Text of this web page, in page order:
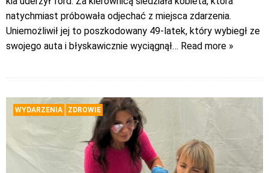
natychmiast próbowała odjechać z miejsca zdarzenia.
Uniemożliwił jej to poszkodowany 49-latek, który wybiegł ze
swojego auta i błyskawicznie wyciągnął… Read more »
WYDARZENIA ZDROWIE